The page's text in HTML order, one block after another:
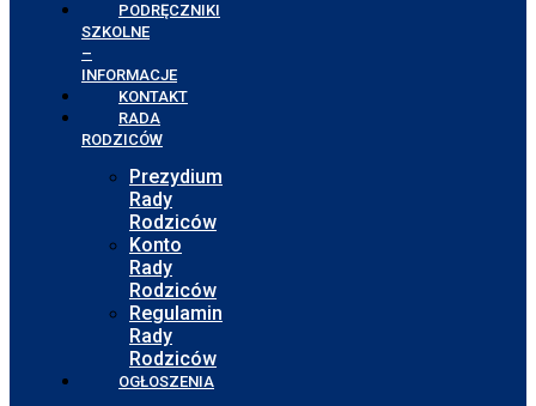
PODRĘCZNIKI
SZKOLNE
–
INFORMACJE
KONTAKT
RADA
RODZICÓW
Prezydium
Rady
Rodziców
Konto
Rady
Rodziców
Regulamin
Rady
Rodziców
OGŁOSZENIA